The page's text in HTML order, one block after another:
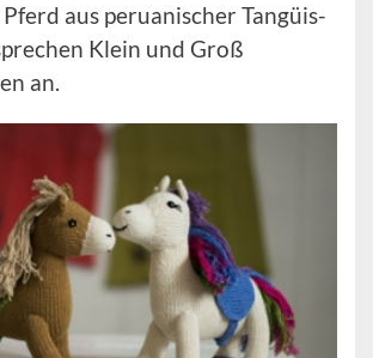
aus peruanischer Tangüis-
Klein und Groß
an.